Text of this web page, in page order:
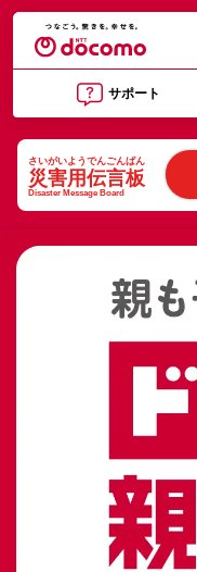
サポート
災害用伝言板
Disaster Message Board